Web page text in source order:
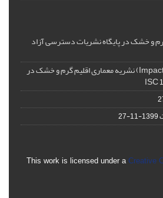
و خشک در پایگاه نشریات دسترسی آزاد
ارتقا ضریب تاثیر (Impact Factor) نشریه معماری اقلیم گرم و خشک در
1399-11-27
This work is licensed under a Creative